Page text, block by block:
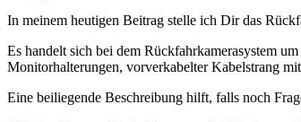
In meinem heutigen Beitrag stelle ich Dir das
Es handelt sich bei dem Rückfahrkamerasystem
Monitorhalterungen, vorverkabelter Kabelstrang
Eine beiliegende Beschreibung hilft, falls noch